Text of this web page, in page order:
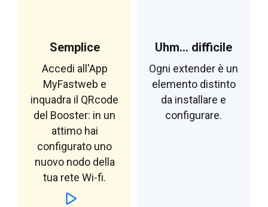
Semplice
Accedi all'App
MyFastweb e
inquadra il QRcode
del Booster: in un
attimo hai
configurato uno
nuovo nodo della
tua rete Wi-fi.
Uhm... difficile
Ogni extender è un
elemento distinto
da installare e
configurare.